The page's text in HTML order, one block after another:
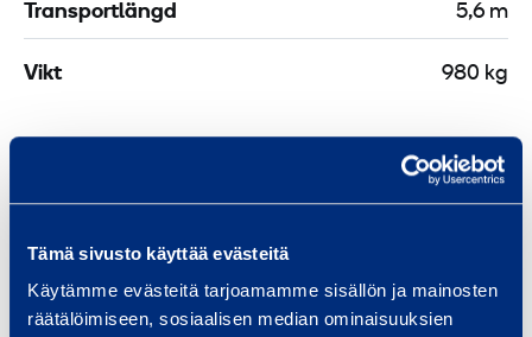
Tämä sivusto käyttää evästeitä
Käytämme evästeitä tarjoamamme sisällön ja mainosten
räätälöimiseen, sosiaalisen median ominaisuuksien
Transportlängd 5,6 m
Vikt 980 kg
Liknande produkter
R